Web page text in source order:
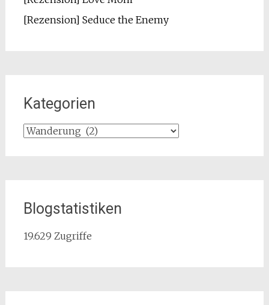
[Rezension] Seduce the Enemy
Kategorien
Kategorien
Blogstatistiken
19.629 Zugriffe